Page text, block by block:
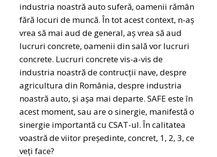
industria noastră auto suferă, oamenii rămân
fără locuri de muncă. În tot acest context, n-aș
vrea să mai aud de general, aș vrea să aud
lucruri concrete, oamenii din sală vor lucruri
concrete. Lucruri concrete vis-a-vis de
industria noastră de contrucții nave, despre
agricultura din România, despre industria
noastră auto, și așa mai departe. SAFE este în
acest moment, sau are o sinergie, manifestă o
sinergie importantă cu CSAT-ul. În calitatea
voastră de viitor președinte, concret, 1, 2, 3, ce
veți face?